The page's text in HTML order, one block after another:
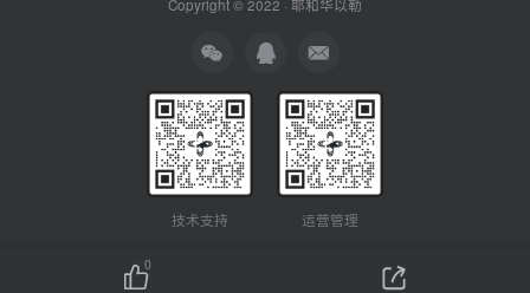
Copyright © 2022 · 耶和华以勒
技术支持 运营管理
0